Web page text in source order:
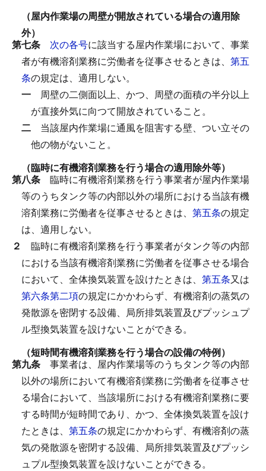
（屋内作業場の周壁が開放されている場合の適用除
外）
第七条
次の各号に該当する屋内作業場において、事業
者が有機溶剤業務に労働者を従事させるときは、 第五
条の規定は、適用しない。
一
周壁の二側面以上、かつ、周壁の面積の半分以上
が直接外気に向つて開放されていること。
二
当該屋内作業場に通風を阻害する壁、つい立その
他の物がないこと。
（臨時に有機溶剤業務を行う場合の適用除外等）
第八条
臨時に有機溶剤業務を行う事業者が屋内作業場
等のうちタンク等の内部以外の場所における当該有機
溶剤業務に労働者を従事させるときは、 第五条の規定
は、適用しない。
２
臨時に有機溶剤業務を行う事業者がタンク等の内部
における当該有機溶剤業務に労働者を従事させる場合
において、全体換気装置を設けたときは、 第五条又は
第六条第二項の規定にかかわらず、有機溶剤の蒸気の
発散源を密閉する設備、局所排気装置及びプッシュプ
ル型換気装置を設けないことができる。
（短時間有機溶剤業務を行う場合の設備の特例）
第九条
事業者は、屋内作業場等のうちタンク等の内部
以外の場所において有機溶剤業務に労働者を従事させ
る場合において、当該場所における有機溶剤業務に要
する時間が短時間であり、かつ、全体換気装置を設け
たときは、 第五条の規定にかかわらず、有機溶剤の蒸
気の発散源を密閉する設備、局所排気装置及びプッシ
ュプル型換気装置を設けないことができる。